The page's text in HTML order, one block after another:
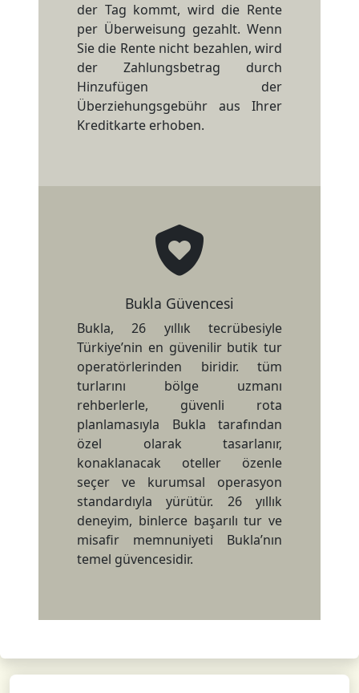
der Tag kommt, wird die Rente
per Überweisung gezahlt. Wenn
Sie die Rente nicht bezahlen, wird
der Zahlungsbetrag durch
Hinzufügen der
Überziehungsgebühr aus Ihrer
Kreditkarte erhoben.
Bukla Güvencesi
Bukla, 26 yıllık tecrübesiyle
Türkiye’nin en güvenilir butik tur
operatörlerinden biridir. tüm
turlarını bölge uzmanı
rehberlerle, güvenli rota
planlamasıyla Bukla tarafından
özel olarak tasarlanır,
konaklanacak oteller özenle
seçer ve kurumsal operasyon
standardıyla yürütür. 26 yıllık
deneyim, binlerce başarılı tur ve
misafir memnuniyeti Bukla’nın
temel güvencesidir.